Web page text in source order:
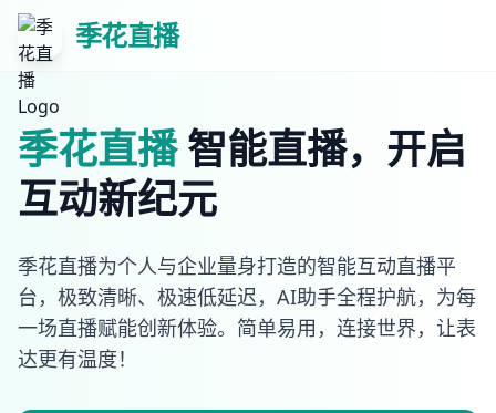
季花直播
季花直播 智能直播，开启
互动新纪元
季花直播为个人与企业量身打造的智能互动直播平
台，极致清晰、极速低延迟，AI助手全程护航，为每
一场直播赋能创新体验。简单易用，连接世界，让表
达更有温度！